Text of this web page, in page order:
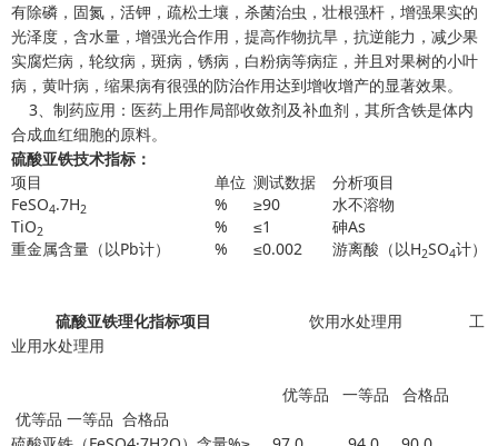
有除磷，固氮，活钾，疏松土壤，杀菌治虫，壮根强杆，增强果实的
光泽度，含水量，增强光合作用，提高作物抗旱，抗逆能力，减少果
实腐烂病，轮纹病，斑病，锈病，白粉病等病症，并且对果树的小叶
病，黄叶病，缩果病有很强的防治作用达到增收增产的显著效果。
3、制药应用：医药上用作局部收敛剂及补血剂，其所含铁是体内
合成血红细胞的原料。
硫酸亚铁技术指标：
项目
单位 测试数据
分析项目
FeSO4.7H2 % ≥90
水不溶物
TiO2 % ≤1
砷As
重金属含量（以Pb计）
% ≤0.002 游离酸（以H2SO4计）
硫酸亚铁理化指标项目
饮用水处理用 工
业用水处理用
优等品 一等品 合格品
优等品 一等品 合格品